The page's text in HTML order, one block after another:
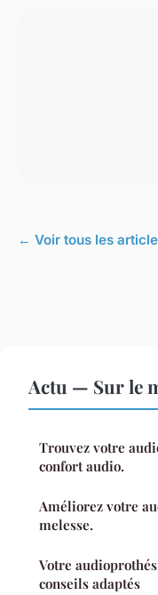
← Voir tous les
Actu — Sur le
Trouvez votre
confort audio.
Améliorez votre
melesse.
Votre
conseils adaptés